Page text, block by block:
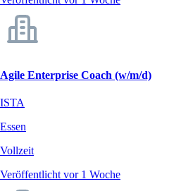
Agile Enterprise Coach (w/m/d)
ISTA
Essen
Vollzeit
Veröffentlicht vor 1 Woche